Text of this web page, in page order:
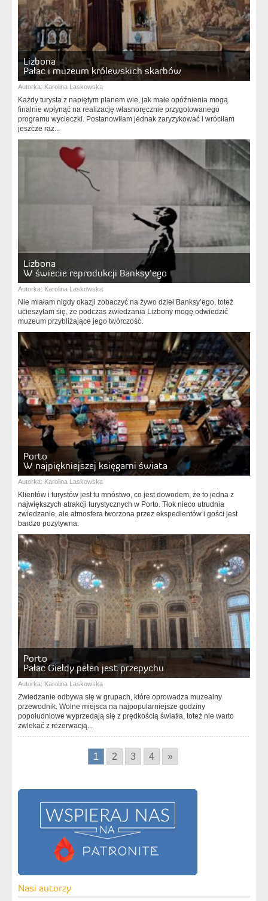
Lizbona
Pałac i muzeum królewskich skarbów
Autorka: Karolina Laskowska
Każdy turysta z napiętym planem wie, jak małe opóźnienia mogą
finalnie wpłynąć na realizację własnoręcznie przygotowanego
programu wycieczki. Postanowiłam jednak zaryzykować i wróciłam
jeszcze raz...
Lizbona
W świecie reprodukcji Banksy’ego
Autorka: Karolina Laskowska
Nie miałam nigdy okazji zobaczyć na żywo dzieł Banksy’ego, toteż
ucieszyłam się, że podczas zwiedzania Lizbony mogę odwiedzić
muzeum przybliżające jego twórczość.
Porto
W najpiękniejszej księgarni świata
Autorka: Karolina Laskowska
Klientów i turystów jest tu mnóstwo, co jest dowodem, że to jedna z
największych atrakcji turystycznych w Porto. Tłok nieco utrudnia
zwiedzanie, ale atmosfera tworzona przez ekspedientów i gości jest
bardzo pozytywna.
Porto
Pałac Giełdy pełen jest przepychu
Autorka: Karolina Laskowska
Zwiedzanie odbywa się w grupach, które oprowadza muzealny
przewodnik. Wolne miejsca na najpopularniejsze godziny
popołudniowe wyprzedają się z prędkością światła, toteż nie warto
zwlekać z rezerwacją...
1 2 3 4 »
Nasi autorzy